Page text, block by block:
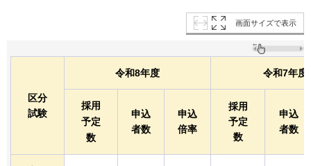
画面サイズで表示
区分
試験
令和8年度 令和7年度
採用
予定
数
申込
者数
申込
倍率
採用
予定
数
申込
者数